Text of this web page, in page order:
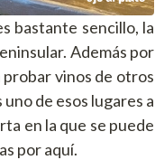
bastante sencillo, la
Además por
vinos de otros
de esos lugares a
en la que se puede
por aquí.